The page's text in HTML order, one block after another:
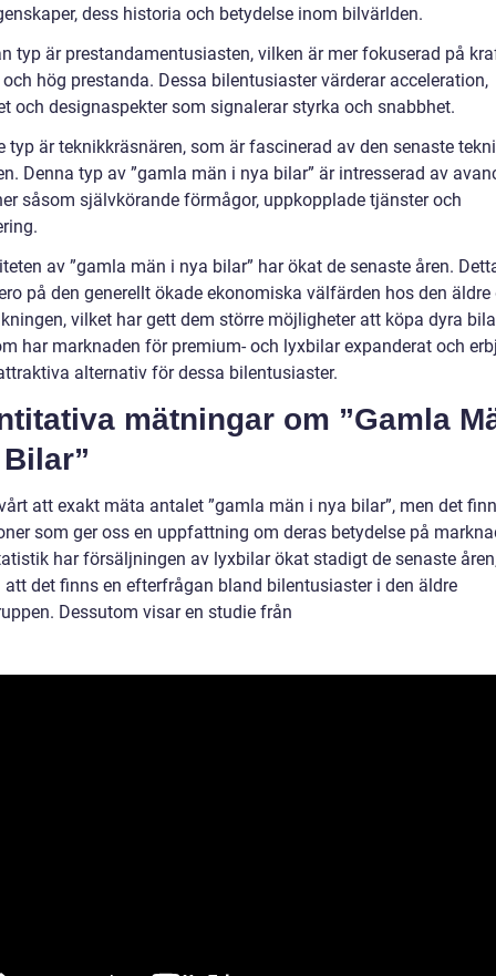
dess historia och betydelse inom bilvärlden.
typ är prestandamentusiasten, vilken är mer fokuserad på
hög prestanda. Dessa bilentusiaster värderar acceleration,
och designaspekter som signalerar styrka och snabbhet.
typ är teknikkräsnären, som är fascinerad av den senaste
Denna typ av ”gamla män i nya bilar” är intresserad av
såsom självkörande förmågor, uppkopplade tjänster och
av ”gamla män i nya bilar” har ökat de senaste åren.
på den generellt ökade ekonomiska välfärden hos den äldre
vilket har gett dem större möjligheter att köpa dyra
har marknaden för premium- och lyxbilar expanderat och
alternativ för dessa bilentusiaster.
mätningar om ”Gamla
att exakt mäta antalet ”gamla män i nya bilar”, men det
som ger oss en uppfattning om deras betydelse på
har försäljningen av lyxbilar ökat stadigt de senaste
att det finns en efterfrågan bland bilentusiaster i den äldre
Dessutom visar en studie från